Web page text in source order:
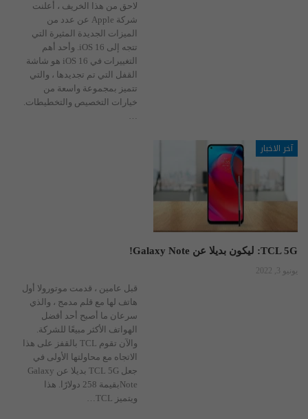
لاحق من هذا الخريف ، أعلنت
شركة Apple عن عدد من
الميزات الجديدة المثيرة التي
تتجه إلى iOS 16. وأحد أهم
التغييرات في iOS 16 هو شاشة
القفل التي تم تجديدها ، والتي
تتميز بمجموعة واسعة من
خيارات التخصيص والتخطيطات.
…
آخر الاخبار
TCL 5G: ليكون بديلا عن Galaxy Note!
يونيو 3, 2022
قبل عامين ، قدمت موتورولا أول
هاتف لها مع قلم مدمج ، والذي
سرعان ما أصبح أحد أفضل
الهواتف الأكثر مبيعًا للشركة.
والآن تقوم TCL بالقفز على هذا
الاتجاه مع محاولتها الأولى في
جعل TCL 5G بديلا عن Galaxy
Noteبقيمة 258 دولارًا.
هذا
ويتميز TCL
…